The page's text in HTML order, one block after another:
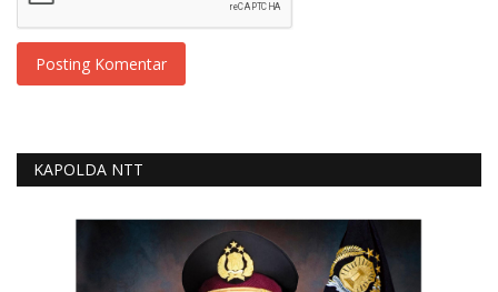
Posting Komentar
KAPOLDA NTT